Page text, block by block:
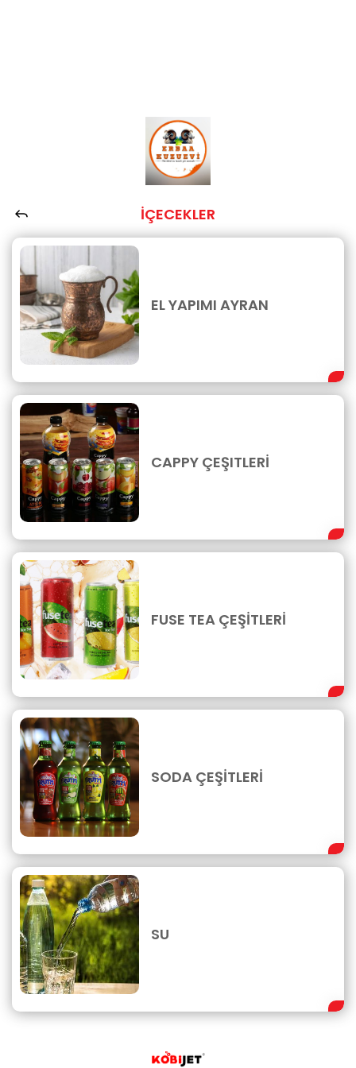
İÇECEKLER
EL YAPIMI AYRAN
CAPPY ÇEŞITLERİ
FUSE TEA ÇEŞİTLERİ
SODA ÇEŞİTLERİ
SU